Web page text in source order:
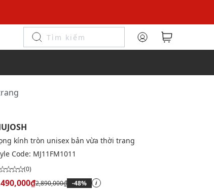
kính tròn unisex bản vừa thời trang
Code: MJ11FM1011
(0)
2,890,000₫ -48% i